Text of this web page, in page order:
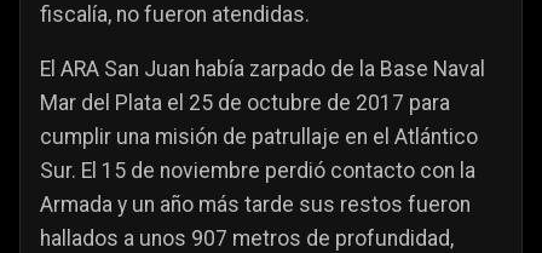
fiscalía, no fueron atendidas.
El ARA San Juan había zarpado de la Base Naval
Mar del Plata el 25 de octubre de 2017 para
cumplir una misión de patrullaje en el Atlántico
Sur. El 15 de noviembre perdió contacto con la
Armada y un año más tarde sus restos fueron
hallados a unos 907 metros de profundidad,